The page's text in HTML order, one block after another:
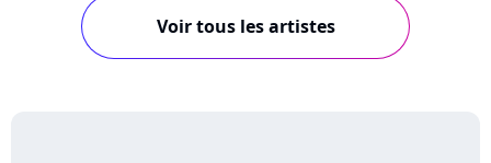
Voir tous les artistes